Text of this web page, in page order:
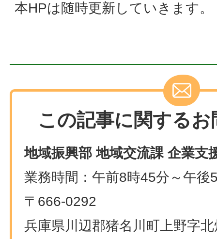
本HPは随時更新していきます
この記事に関する
地域振興部 地域交流課 企業支
業務時間：午前8時45分～午後
〒666-0292
兵庫県川辺郡猪名川町上野字